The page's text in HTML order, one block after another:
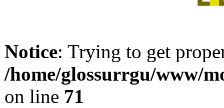
Notice: Trying to get
/home/glossurrgu/www/
on line 71